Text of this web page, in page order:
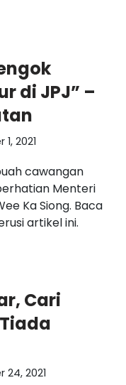
di JPJ” –
2021
cawangan
Menteri
Ka Siong. Baca
artikel ini.
Cari
24, 2021